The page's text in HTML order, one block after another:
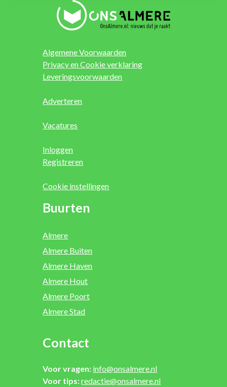
Algemene Voorwaarden
Privacy en Cookie verklaring
Leveringsvoorwaarden
Adverteren
Vacatures
Inloggen
Registreren
Cookie instellingen
Buurten
Almere
Almere Buiten
Almere Haven
Almere Hout
Almere Poort
Almere Stad
Contact
Voor vragen: info@onsalmere.nl
Voor tips:redactie@onsalmere.nl